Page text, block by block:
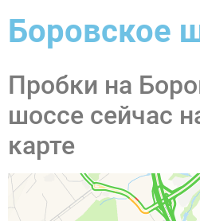
Боровское
Пробки на
шоссе сейчас
карте